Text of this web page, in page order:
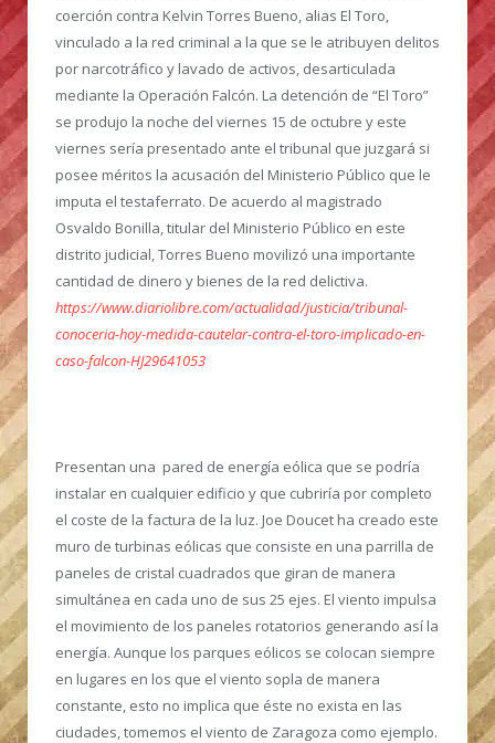
coerción contra Kelvin Torres Bueno, alias El Toro,
vinculado a la red criminal a la que se le atribuyen delitos
por narcotráfico y lavado de activos, desarticulada
mediante la Operación Falcón. La detención de “El Toro”
se produjo la noche del viernes 15 de octubre y este
viernes sería presentado ante el tribunal que juzgará si
posee méritos la acusación del Ministerio Público que le
imputa el testaferrato. De acuerdo al magistrado
Osvaldo Bonilla, titular del Ministerio Público en este
distrito judicial, Torres Bueno movilizó una importante
cantidad de dinero y bienes de la red delictiva.
https://www.diariolibre.com/actualidad/justicia/tribunal-
conoceria-hoy-medida-cautelar-contra-el-toro-implicado-en-
caso-falcon-HJ29641053
Presentan una pared de energía eólica que se podría
instalar en cualquier edificio y que cubriría por completo
el coste de la factura de la luz. Joe Doucet ha creado este
muro de turbinas eólicas que consiste en una parrilla de
paneles de cristal cuadrados que giran de manera
simultánea en cada uno de sus 25 ejes. El viento impulsa
el movimiento de los paneles rotatorios generando así la
energía. Aunque los parques eólicos se colocan siempre
en lugares en los que el viento sopla de manera
constante, esto no implica que éste no exista en las
ciudades, tomemos el viento de Zaragoza como ejemplo.